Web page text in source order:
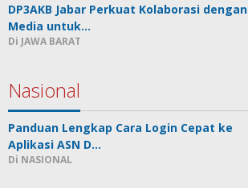
DP3AKB Jabar Perkuat Kolaborasi dengan
Media untuk…
Di JAWA BARAT
Nasional
Panduan Lengkap Cara Login Cepat ke
Aplikasi ASN D…
Di NASIONAL